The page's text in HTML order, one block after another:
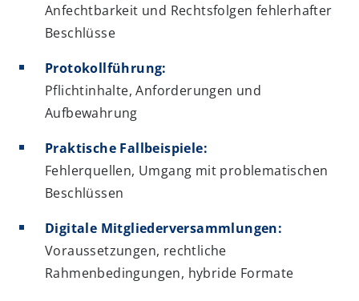
Anfechtbarkeit und Rechtsfolgen fehlerhafter
Beschlüsse
Protokollführung:
Pflichtinhalte, Anforderungen und
Aufbewahrung
Praktische Fallbeispiele:
Fehlerquellen, Umgang mit problematischen
Beschlüssen
Digitale Mitgliederversammlungen:
Voraussetzungen, rechtliche
Rahmenbedingungen, hybride Formate